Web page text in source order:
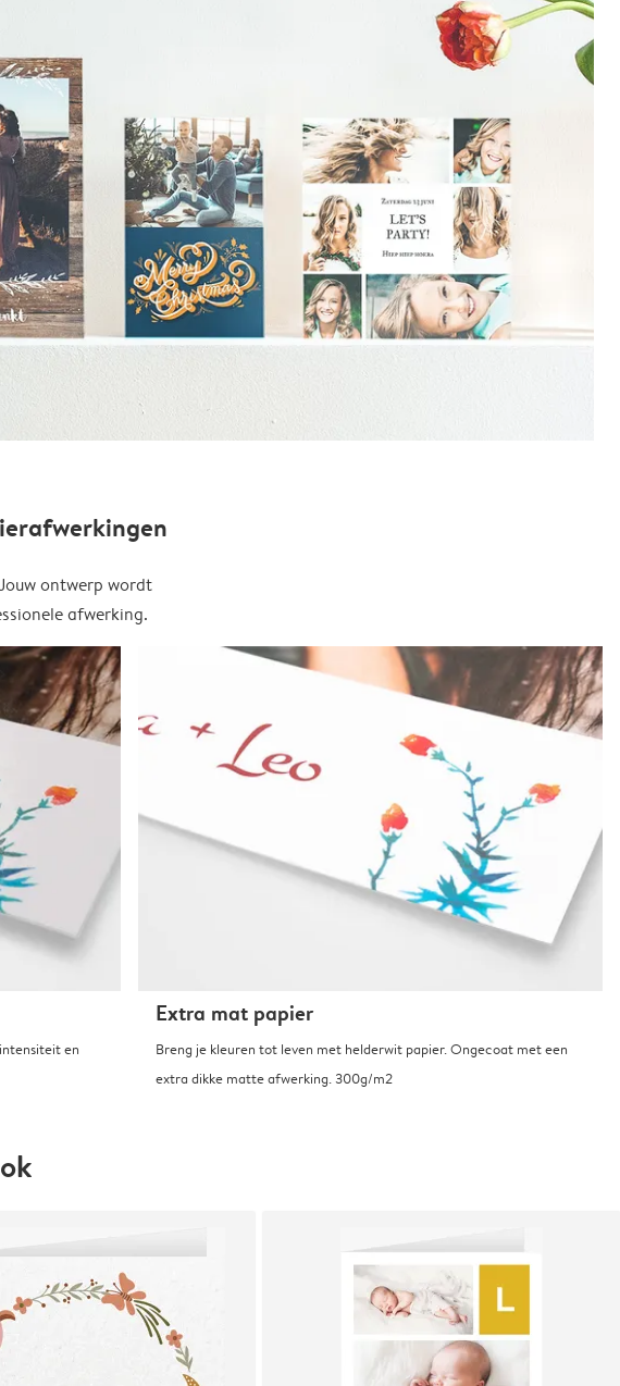
ontwerp wordt
afwerking.
en
Extra mat papier
Breng je kleuren tot leven met helderwit papier. Ongecoat met een
extra dikke matte afwerking. 300g/m2